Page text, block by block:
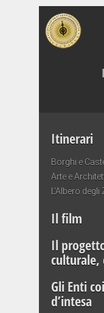
Itinerari
Borghi e
Arte e
L’Albero
Il film
Il
culturale,
Gli Enti
d’intesa